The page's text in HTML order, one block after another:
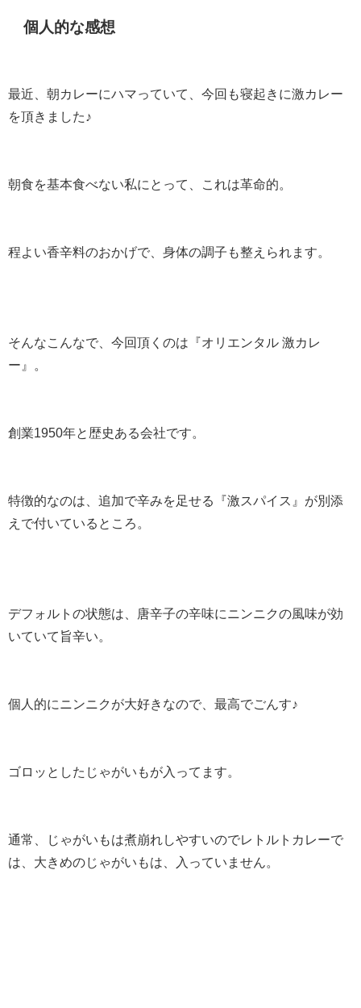
個人的な感想
最近、朝カレーにハマっていて、今回も寝起きに激カレー
を頂きました♪
朝食を基本食べない私にとって、これは革命的。
程よい香辛料のおかげで、身体の調子も整えられます。
そんなこんなで、今回頂くのは『オリエンタル 激カレ
ー』。
創業1950年と歴史ある会社です。
特徴的なのは、追加で辛みを足せる『激スパイス』が別添
えで付いているところ。
デフォルトの状態は、唐辛子の辛味にニンニクの風味が効
いていて旨辛い。
個人的にニンニクが大好きなので、最高でごんす♪
ゴロッとしたじゃがいもが入ってます。
通常、じゃがいもは煮崩れしやすいのでレトルトカレーで
は、大きめのじゃがいもは、入っていません。